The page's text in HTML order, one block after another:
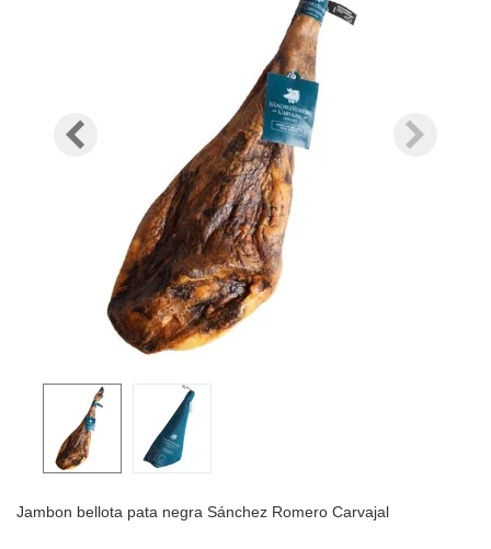
Jambon bellota pata negra Sánchez Romero Carvajal